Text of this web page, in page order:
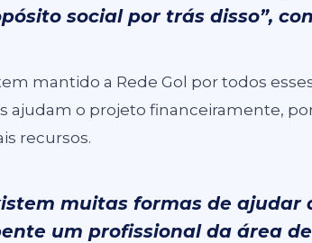
social por trás disso”,
mantido a Rede Gol por todos
ajudam o projeto financeiramente,
recursos.
muitas formas de ajudar
um profissional da área